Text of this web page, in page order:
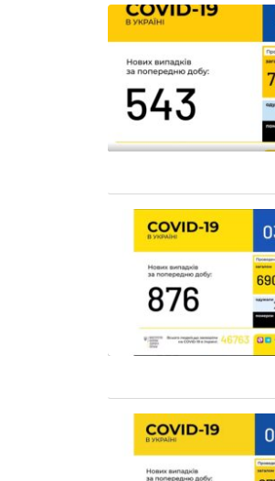
Гаряча тема